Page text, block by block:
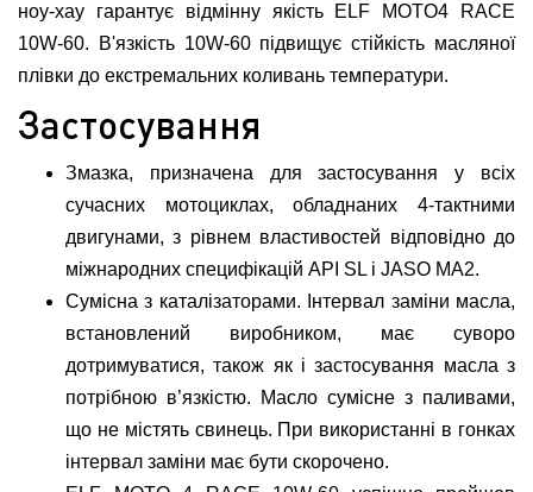
ноу-хау гарантує відмінну якість ELF MOTO4 RACE
10W-60. В'язкість 10W-60 підвищує стійкість масляної
плівки до екстремальних коливань температури.
Застосування
Змазка, призначена для застосування у всіх
сучасних мотоциклах, обладнаних 4-тактними
двигунами, з рівнем властивостей відповідно до
міжнародних специфікацій API SL і JASO MA2.
Сумісна з каталізаторами. Інтервал заміни масла,
встановлений виробником, має суворо
дотримуватися, також як і застосування масла з
потрібною в’язкістю. Масло сумісне з паливами,
що не містять свинець. При використанні в гонках
інтервал заміни має бути скорочено.